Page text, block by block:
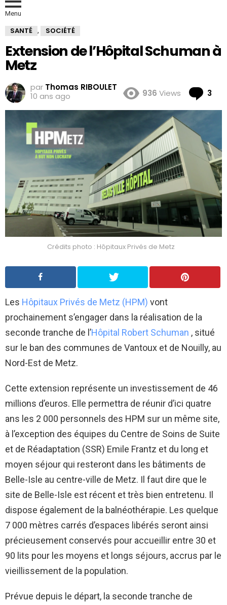
Menu
SANTÉ , SOCIÉTÉ
Extension de l’Hôpital Schuman à
Metz
par Thomas RIBOULET
10 ans ago
936 Views 3
Crédits photo : Hôpitaux Privés de Metz
Les Hôpitaux Privés de Metz (HPM) vont
prochainement s’engager dans la réalisation de la
seconde tranche de l’Hôpital Robert Schuman , situé
sur le ban des communes de Vantoux et de Nouilly, au
Nord-Est de Metz.
Cette extension représente un investissement de 46
millions d’euros. Elle permettra de réunir d’ici quatre
ans les 2 000 personnels des HPM sur un même site,
à l’exception des équipes du Centre de Soins de Suite
et de Réadaptation (SSR) Emile Frantz et du long et
moyen séjour qui resteront dans les bâtiments de
Belle-Isle au centre-ville de Metz. Il faut dire que le
site de Belle-Isle est récent et très bien entretenu. Il
dispose également de la balnéothérapie. Les quelque
7 000 mètres carrés d’espaces libérés seront ainsi
précieusement conservés pour accueillir entre 30 et
90 lits pour les moyens et longs séjours, accrus par le
vieillissement de la population.
Prévue depuis le départ, la seconde tranche de